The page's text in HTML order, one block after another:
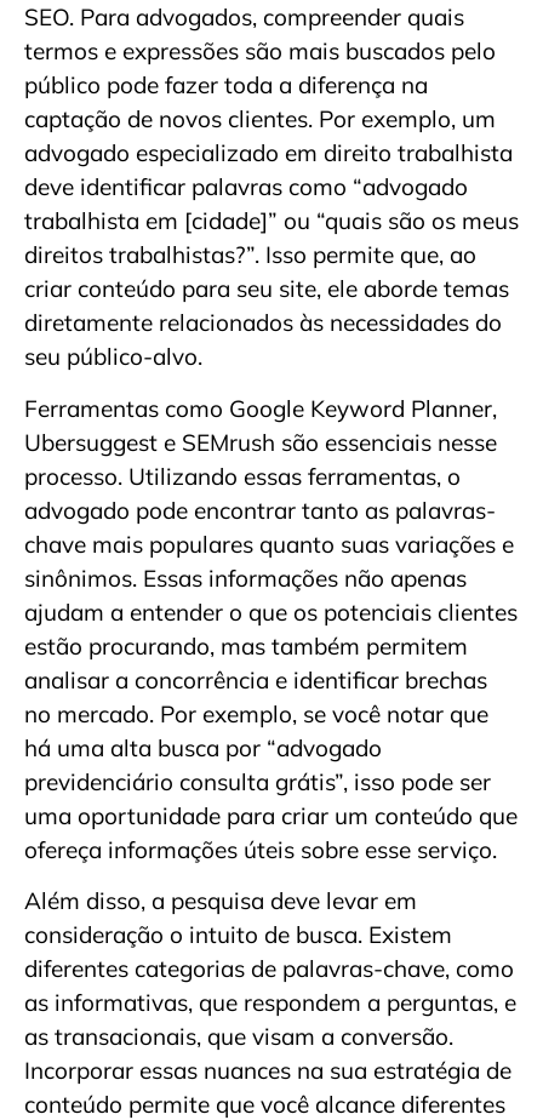
SEO. Para advogados, compreender quais
termos e expressões são mais buscados pelo
público pode fazer toda a diferença na
captação de novos clientes. Por exemplo, um
advogado especializado em direito trabalhista
deve identificar palavras como “advogado
trabalhista em [cidade]” ou “quais são os meus
direitos trabalhistas?”. Isso permite que, ao
criar conteúdo para seu site, ele aborde temas
diretamente relacionados às necessidades do
seu público-alvo.
Ferramentas como Google Keyword Planner,
Ubersuggest e SEMrush são essenciais nesse
processo. Utilizando essas ferramentas, o
advogado pode encontrar tanto as palavras-
chave mais populares quanto suas variações e
sinônimos. Essas informações não apenas
ajudam a entender o que os potenciais clientes
estão procurando, mas também permitem
analisar a concorrência e identificar brechas
no mercado. Por exemplo, se você notar que
há uma alta busca por “advogado
previdenciário consulta grátis”, isso pode ser
uma oportunidade para criar um conteúdo que
ofereça informações úteis sobre esse serviço.
Além disso, a pesquisa deve levar em
consideração o intuito de busca. Existem
diferentes categorias de palavras-chave, como
as informativas, que respondem a perguntas, e
as transacionais, que visam a conversão.
Incorporar essas nuances na sua estratégia de
conteúdo permite que você alcance diferentes